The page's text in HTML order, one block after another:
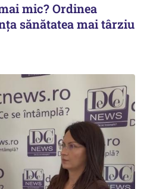
mic? Ordinea
sănătatea mai târziu